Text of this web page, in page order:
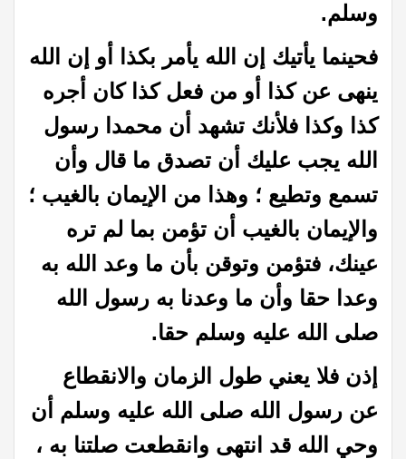
وسلم.
فحينما يأتيك إن الله يأمر بكذا أو إن الله
ينهى عن كذا أو من فعل كذا كان أجره
كذا وكذا فلأنك تشهد أن محمدا رسول
الله يجب عليك أن تصدق ما قال وأن
تسمع وتطيع ؛ وهذا من الإيمان بالغيب ؛
والإيمان بالغيب أن تؤمن بما لم تره
عينك، فتؤمن وتوقن بأن ما وعد الله به
وعدا حقا وأن ما وعدنا به رسول الله
صلى الله عليه وسلم حقا.
إذن فلا يعني طول الزمان والانقطاع
عن رسول الله صلى الله عليه وسلم أن
وحي الله قد انتهى وانقطعت صلتنا به ،